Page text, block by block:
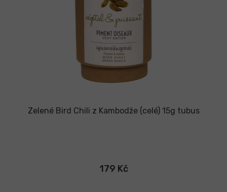
Zelené Bird Chili z Kambodže (celé) 15g tubus
179 Kč